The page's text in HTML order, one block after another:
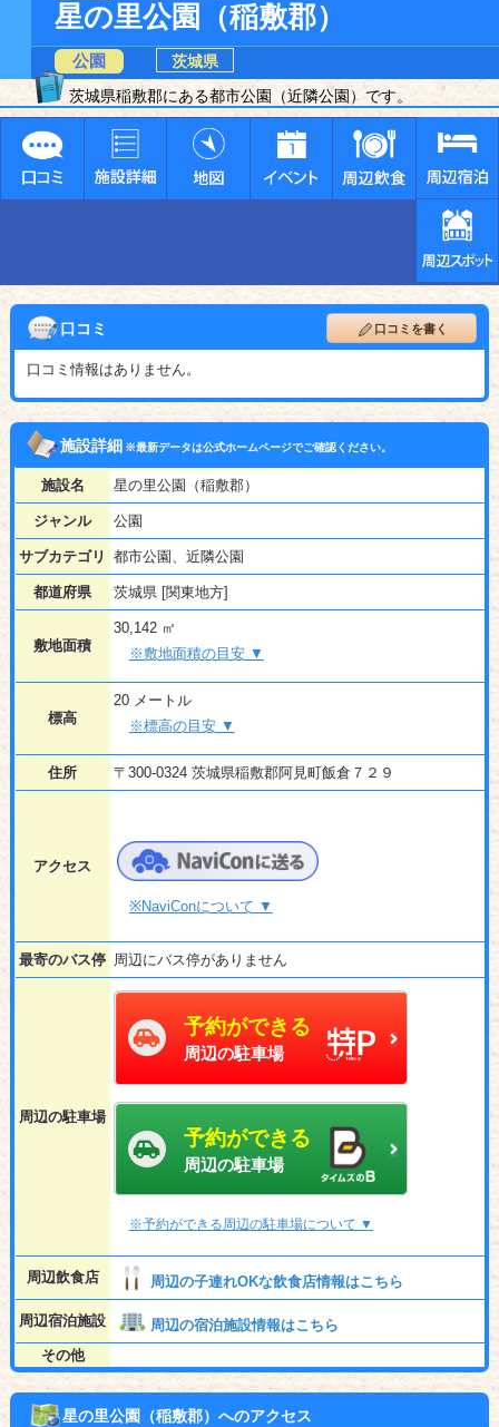
星の里公園（稲敷郡）
公園
茨城県
茨城県稲敷郡にある都市公園（近隣公園）です。
口コミ 口コミを書く
口コミ情報はありません。
施設詳細※最新データは公式ホームページでご確認ください。
施設名 星の里公園（稲敷郡）
ジャンル 公園
サブカテゴリ 都市公園、近隣公園
都道府県 茨城県 [関東地方]
敷地面積
30,142 ㎡
※敷地面積の目安 ▼
標高
20 メートル
※標高の目安 ▼
住所 〒300-0324 茨城県稲敷郡阿見町飯倉７２９
アクセス
※NaviConについて ▼
最寄のバス停 周辺にバス停がありません
周辺の駐車場
予約ができる
周辺の駐車場
予約ができる
周辺の駐車場
※予約ができる周辺の駐車場について ▼
周辺飲食店 周辺の子連れOKな飲食店情報はこちら
周辺宿泊施設
周辺の宿泊施設情報はこちら
その他
星の里公園（稲敷郡）へのアクセス